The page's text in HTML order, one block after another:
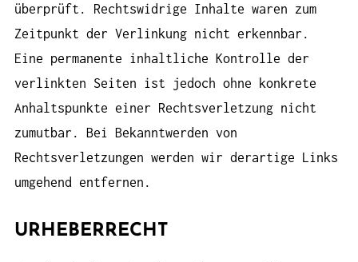
überprüft. Rechtswidrige Inhalte waren zum
Zeitpunkt der Verlinkung nicht erkennbar.
Eine permanente inhaltliche Kontrolle der
verlinkten Seiten ist jedoch ohne konkrete
Anhaltspunkte einer Rechtsverletzung nicht
zumutbar. Bei Bekanntwerden von
Rechtsverletzungen werden wir derartige Links
umgehend entfernen.
URHEBERRECHT